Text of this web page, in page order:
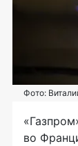
Фото:
во